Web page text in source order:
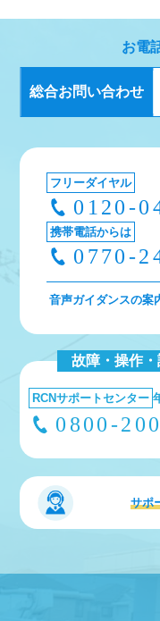
お電
総合お問い合わせ
フリーダイヤル
0120-
携帯電話からは
0770-
音声ガイダンスの案
故障・操作
RCNサポートセンター
0800-
サポ